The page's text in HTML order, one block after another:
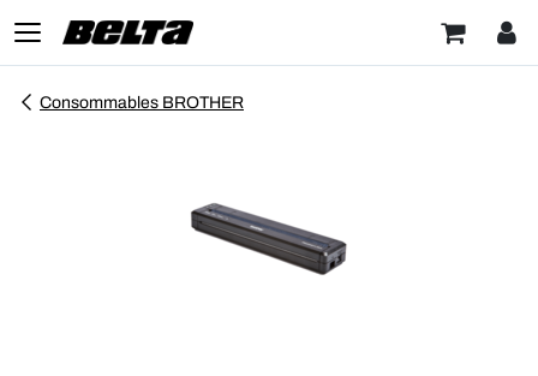
Consommables BROTHER